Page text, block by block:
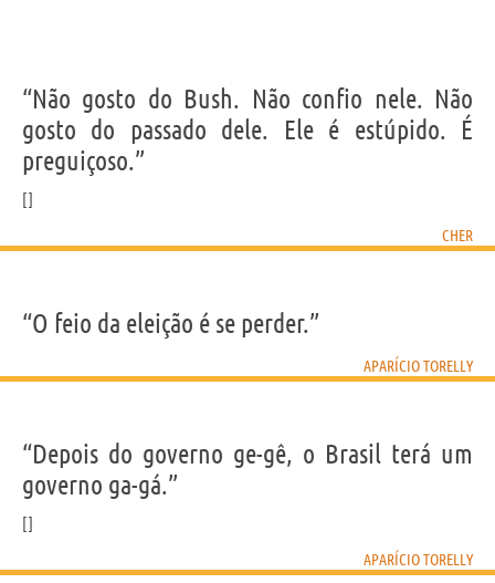
“Não gosto do Bush. Não confio nele. Não
gosto do passado dele. Ele é estúpido. É
preguiçoso.”
CHER
“O feio da eleição é se perder.”
APARÍCIO TORELLY
“Depois do governo ge-gê, o Brasil terá um
governo ga-gá.”
APARÍCIO TORELLY